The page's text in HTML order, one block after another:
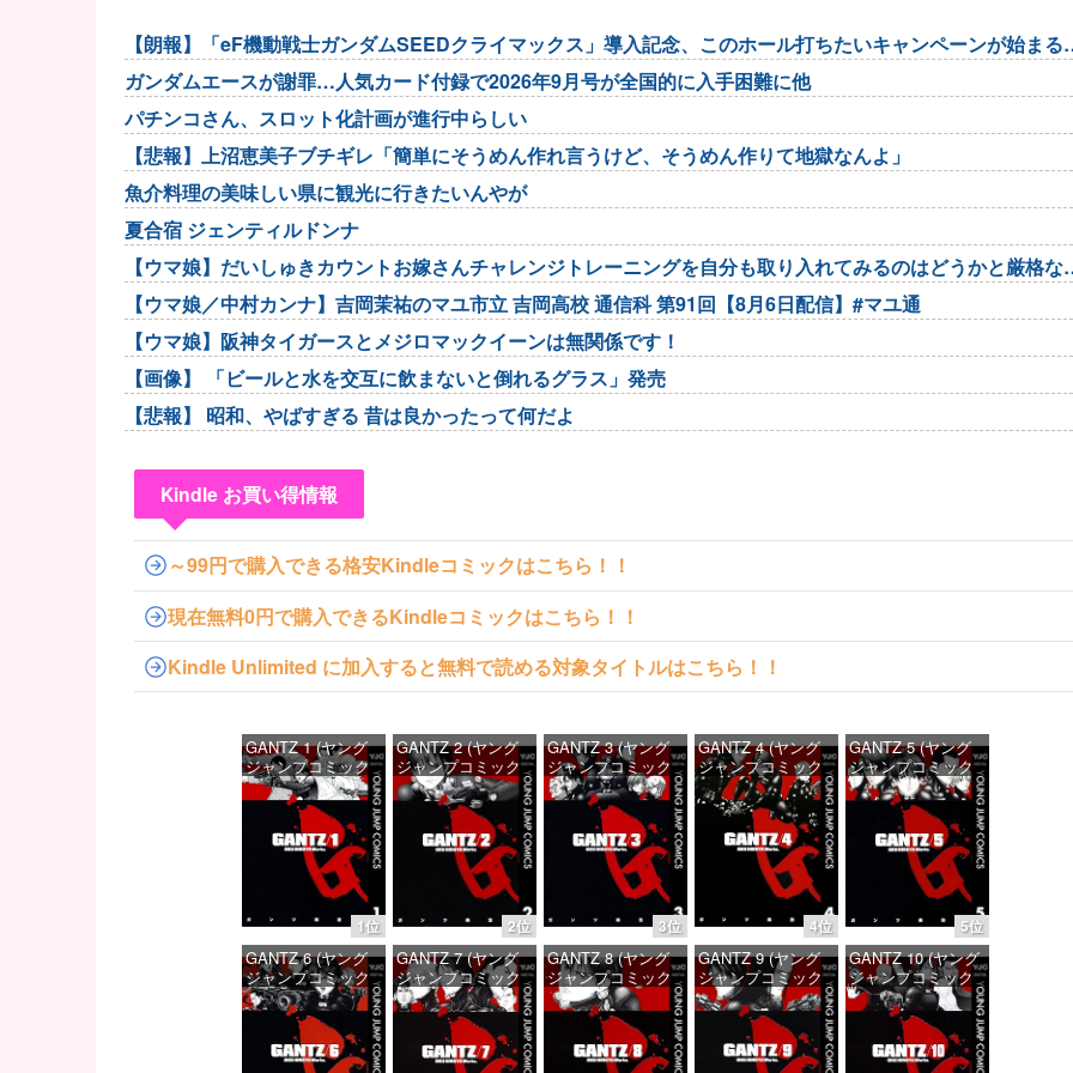
【朗報】「eF機動戦士ガンダムSEEDクライマックス」導入記念、このホール打ちたいキャンペーンが始まる
当たりやすい状況...
ガンダムエースが謝罪…人気カード付録で2026年9月号が全国的に入手困難に他
パチンコさん、スロット化計画が進行中らしい
【悲報】上沼恵美子ブチギレ「簡単にそうめん作れ言うけど、そうめん作りて地獄なんよ」
魚介料理の美味しい県に観光に行きたいんやが
夏合宿 ジェンティルドンナ
【ウマ娘】だいしゅきカウントお嫁さんチャレンジトレーニングを自分も取り入れてみるのはどうかと厳格な
分に提案してみたら無...
【ウマ娘／中村カンナ】吉岡茉祐のマユ市立 吉岡高校 通信科 第91回【8月6日配信】#マユ通
【ウマ娘】阪神タイガースとメジロマックイーンは無関係です！
【画像】 「ビールと水を交互に飲まないと倒れるグラス」発売
【悲報】 昭和、やばすぎる 昔は良かったって何だよ
Kindle お買い得情報
～99円で購入できる格安Kindleコミックはこちら！！
現在無料0円で購入できるKindleコミックはこちら！！
Kindle Unlimited に加入すると無料で読める対象タイトルはこちら！！
1位
GANTZ 1 (ヤング
ジャンプコミック
スDIGITAL)
価格：¥100
2位
GANTZ 2 (ヤング
ジャンプコミック
スDIGITAL)
価格：¥100
3位
GANTZ 3 (ヤング
ジャンプコミック
スDIGITAL)
価格：¥100
4位
GANTZ 4 (ヤング
ジャンプコミック
スDIGITAL)
価格：¥100
5位
GANTZ 5 (ヤング
ジャンプコミック
スDIGITAL)
価格：¥100
GANTZ 6 (ヤング
ジャンプコミック
スDIGITAL)
価格：¥100
GANTZ 7 (ヤング
ジャンプコミック
スDIGITAL)
価格：¥100
GANTZ 8 (ヤング
ジャンプコミック
スDIGITAL)
価格：¥100
GANTZ 9 (ヤング
ジャンプコミック
スDIGITAL)
価格：¥100
GANTZ 10 (ヤング
ジャンプコミック
スDIGITAL)
価格：¥100